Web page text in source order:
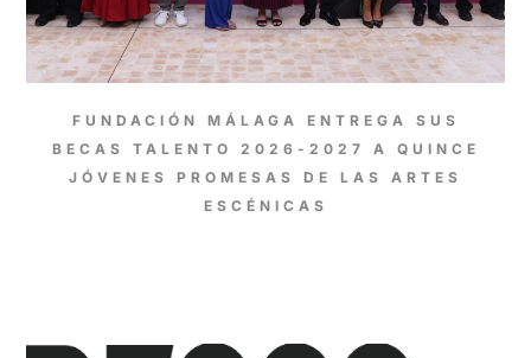
FUNDACIÓN MÁLAGA ENTREGA SUS
BECAS TALENTO 2026-2027 A QUINCE
JÓVENES PROMESAS DE LAS ARTES
ESCÉNICAS